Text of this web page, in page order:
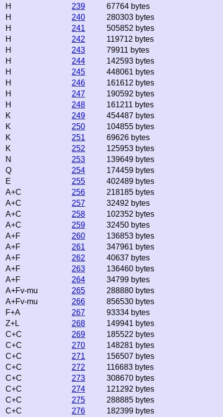
H
239
67764 bytes
H
240
280303 bytes
H
241
505852 bytes
H
242
119712 bytes
H
243
79911 bytes
H
244
142593 bytes
H
245
448061 bytes
H
246
161612 bytes
H
247
190592 bytes
H
248
161211 bytes
K
249
454487 bytes
K
250
104855 bytes
K
251
69626 bytes
K
252
125953 bytes
N
253
139649 bytes
Q
254
174459 bytes
E
255
402489 bytes
A+C
256
218185 bytes
A+C
257
32492 bytes
A+C
258
102352 bytes
A+C
259
32450 bytes
A+F
260
136853 bytes
A+F
261
347961 bytes
A+F
262
40637 bytes
A+F
263
136460 bytes
A+F
264
34799 bytes
A+Fv-mu
265
288880 bytes
A+Fv-mu
266
856530 bytes
F+A
267
93334 bytes
Z+L
268
149941 bytes
C+C
269
185522 bytes
C+C
270
148281 bytes
C+C
271
156507 bytes
C+C
272
116683 bytes
C+C
273
308670 bytes
C+C
274
121292 bytes
C+C
275
288885 bytes
C+C
276 182399 bytes